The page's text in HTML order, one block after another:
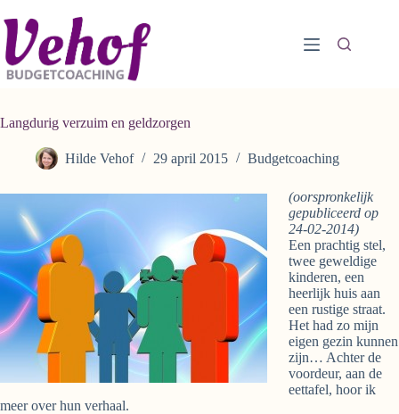
naar
de
inhoud
Langdurig verzuim en geldzorgen
Hilde Vehof 29 april 2015 Budgetcoaching
(oorspronkelijk
gepubliceerd op
24-02-2014)
Een prachtig stel,
twee geweldige
kinderen, een
heerlijk huis aan
een rustige straat.
Het had zo mijn
eigen gezin kunnen
zijn… Achter de
voordeur, aan de
eettafel, hoor ik
meer over hun verhaal.